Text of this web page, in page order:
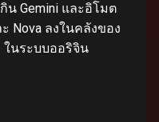
น Gemini และอิโมต
Nova ลงในคลังของ
ในระบบออริจิน